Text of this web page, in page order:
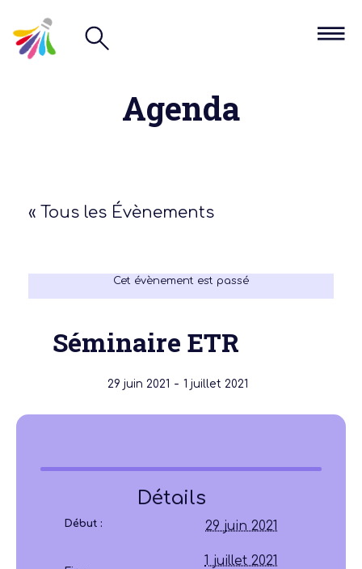
Agenda
« Tous les Évènements
Cet évènement est passé
Séminaire ETR
29 juin 2021 - 1 juillet 2021
Détails
Début : 29 juin 2021
1 juillet 2021